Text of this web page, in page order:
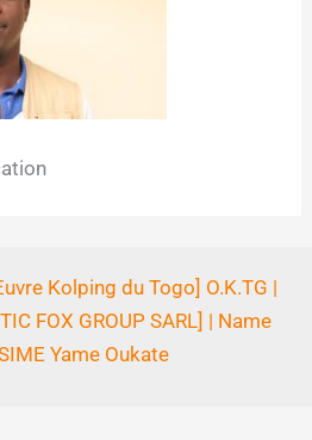
Kolping du Togo] O.K.TG |
FOX GROUP SARL] | Name
Yame Oukate